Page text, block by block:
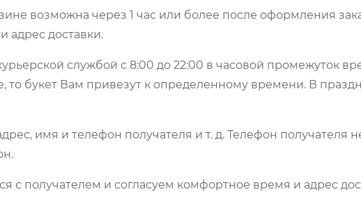
возможна через 1 час или более после оформления
адрес доставки.
службой с 8:00 до 22:00 в часовой промежуток
то букет Вам привезут к определенному времени. В
имя и телефон получателя и т. д. Телефон получателя
с получателем и согласуем комфортное время и адрес